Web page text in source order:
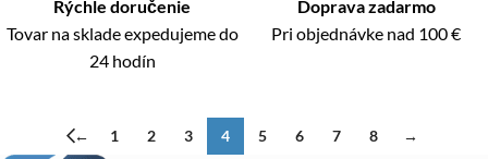
Rýchle doručenie
Tovar na sklade expedujeme do
24 hodín
Doprava zadarmo
Pri objednávke nad 100 €
← 1 2 3 4 5 6 7 8 →